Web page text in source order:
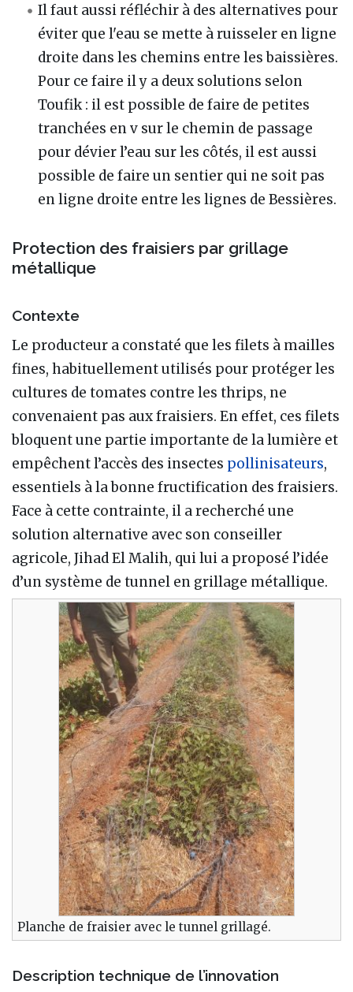
Il faut aussi réfléchir à des alternatives pour
éviter que l'eau se mette à ruisseler en ligne
droite dans les chemins entre les baissières.
Pour ce faire il y a deux solutions selon
Toufik : il est possible de faire de petites
tranchées en v sur le chemin de passage
pour dévier l’eau sur les côtés, il est aussi
possible de faire un sentier qui ne soit pas
en ligne droite entre les lignes de Bessières.
Protection des fraisiers par grillage
métallique
Contexte
Le producteur a constaté que les filets à mailles
fines, habituellement utilisés pour protéger les
cultures de tomates contre les thrips, ne
convenaient pas aux fraisiers. En effet, ces filets
bloquent une partie importante de la lumière et
empêchent l’accès des insectes pollinisateurs,
essentiels à la bonne fructification des fraisiers.
Face à cette contrainte, il a recherché une
solution alternative avec son conseiller
agricole, Jihad El Malih, qui lui a proposé l’idée
d’un système de tunnel en grillage métallique.
Planche de fraisier avec le tunnel grillagé.
Description technique de l’innovation